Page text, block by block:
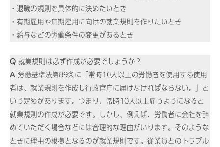
・退職の規則を具体的に決めたいとき
・有期雇用や無期雇用に向けの就業規則を作りたいとき
・給与などの労働条件の変更があるとき
Q 就業規則は必ず作成が必要でしょうか？
A 労働基準法第89条に「常時10人以上の労働者を使用する使用
者は、就業規則を作成し行政官庁に届けなければならない。」と
いう定めがあります。つまり、常時10人以上雇うようになると
就業規則の作成が必要です。しかし、例えば、労働者に会社を辞
めていただく場合などには合理的な理由がいります。そのような
ときに理由の根拠となるのが就業規則です。従業員とのトラブル